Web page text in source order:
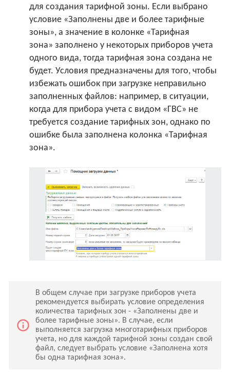
для создания тарифной зоны. Если выбрано
условие «Заполнены две и более тарифные
зоны», а значение в колонке «Тарифная
зона» заполнено у некоторых приборов учета
одного вида, тогда тарифная зона создана не
будет. Условия предназначены для того, чтобы
избежать ошибок при загрузке неправильно
заполненных файлов: например, в ситуации,
когда для прибора учета с видом «ГВС» не
требуется создание тарифных зон, однако по
ошибке была заполнена колонка «Тарифная
зона».
info_outline
В общем случае при загрузке приборов учета
рекомендуется выбирать условие определения
количества тарифных зон - «Заполнены две и
более тарифные зоны». В случае, если
выполняется загрузка многотарифных приборов
учета, но для каждой тарифной зоны создан свой
файл, следует выбрать условие «Заполнена хотя
бы одна тарифная зона».